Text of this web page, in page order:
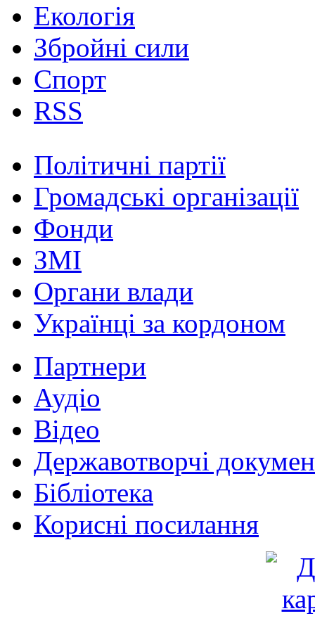
Екологія
Збройні сили
Спорт
RSS
Політичні партії
Громадські організації
Фонди
ЗМІ
Органи влади
Українці за кордоном
Партнери
Аудіо
Відео
Державотворчі
Бібліотека
Корисні посилання